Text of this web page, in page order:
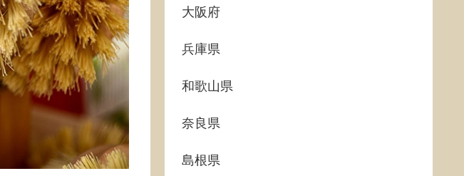
大阪府
兵庫県
和歌山県
奈良県
島根県